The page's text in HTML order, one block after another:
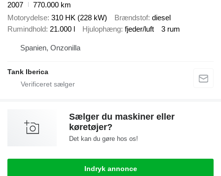
2007
770.000 km
Motorydelse 310 HK (228 kW) Brændstof diesel
Rumindhold 21.000 l Hjulophæng fjeder/luft 3 rum
Spanien, Onzonilla
Tank Iberica
Sælger du maskiner eller
køretøjer?
Det kan du gøre hos os!
Indryk annonce